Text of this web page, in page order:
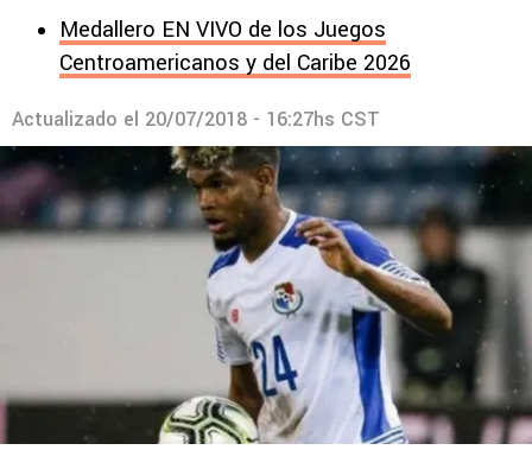
Medallero EN VIVO de los Juegos
Centroamericanos y del Caribe 2026
Actualizado el 20/07/2018 - 16:27hs CST